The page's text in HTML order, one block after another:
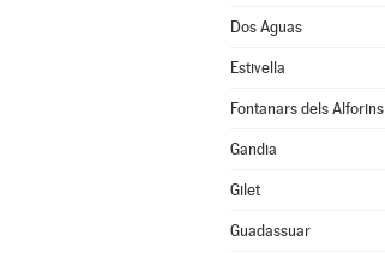
Dos Aguas
Estivella
Fontanars dels Alforins
Gandia
Gilet
Guadassuar